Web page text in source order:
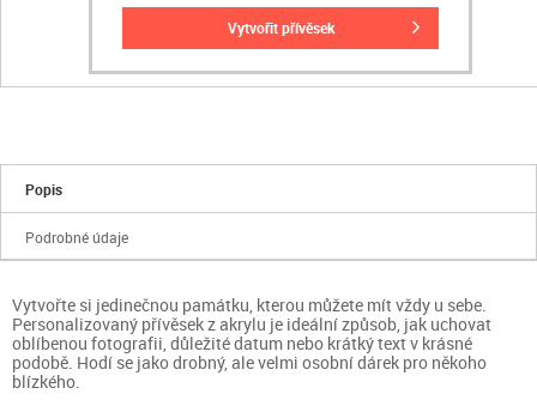
vytvořit přívěsek
Popis
Podrobné údaje
Vytvořte si jedinečnou památku, kterou můžete mít vždy u sebe.
Personalizovaný přívěsek z akrylu je ideální způsob, jak uchovat
oblíbenou fotografii, důležité datum nebo krátký text v krásné
podobě. Hodí se jako drobný, ale velmi osobní dárek pro někoho
blízkého.